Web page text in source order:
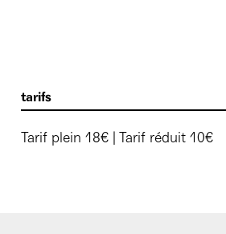
tarifs
Tarif plein 18€ | Tarif réduit 10€